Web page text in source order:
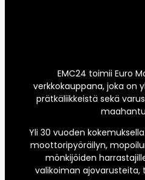
EMC24 toimii Euro
verkkokauppana, joka on
prätkäliikkeistä sekä
Yli 30 vuoden
moottoripyöräilyn,
mönkijöiden
valikoiman ajovarusteita,